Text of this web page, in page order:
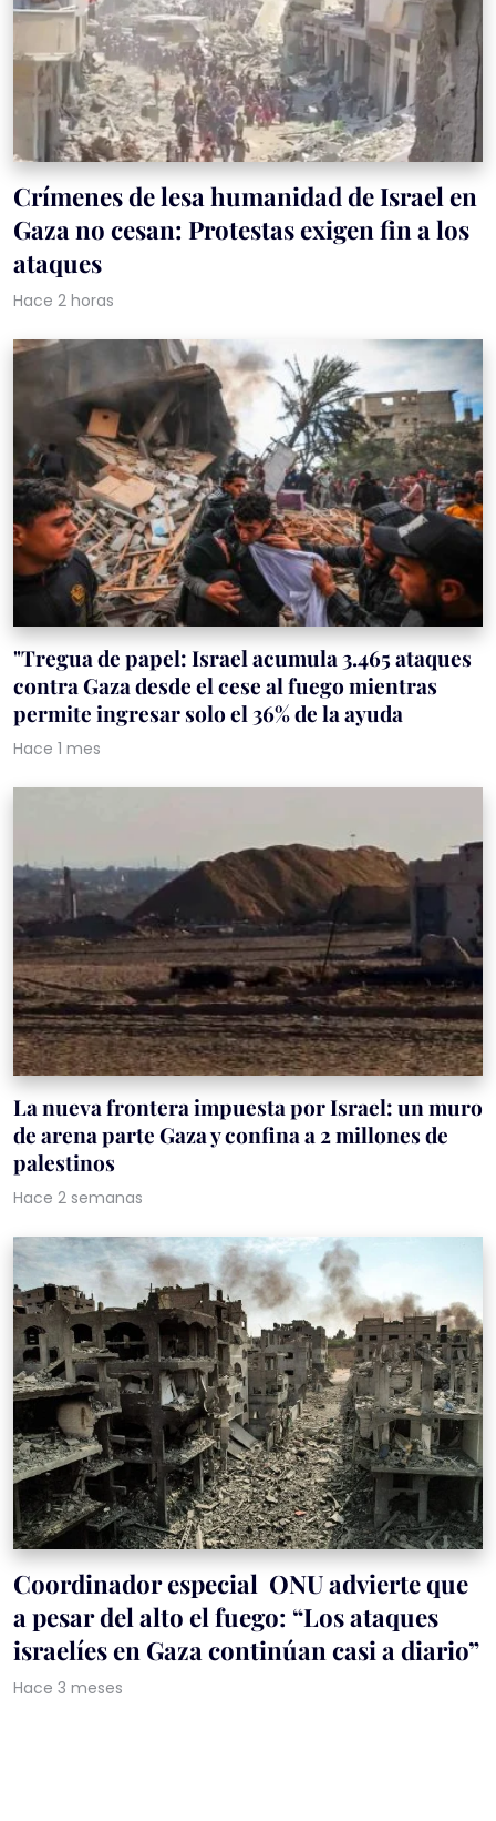
Crímenes de lesa humanidad de Israel en
Gaza no cesan: Protestas exigen fin a los
ataques
Hace 2 horas
"Tregua de papel: Israel acumula 3.465 ataques
contra Gaza desde el cese al fuego mientras
permite ingresar solo el 36% de la ayuda
Hace 1 mes
La nueva frontera impuesta por Israel: un muro
de arena parte Gaza y confina a 2 millones de
palestinos
Hace 2 semanas
Coordinador especial ONU advierte que
a pesar del alto el fuego: “Los ataques
israelíes en Gaza continúan casi a diario”
Hace 3 meses